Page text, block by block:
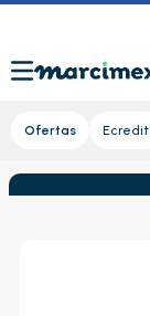
Ofertas Ecredit